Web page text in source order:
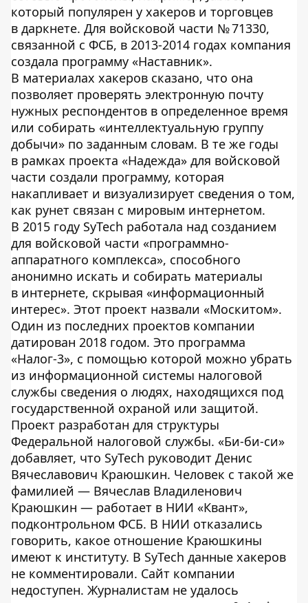
который популярен у хакеров и торговцев
в даркнете. Для войсковой части № 71330,
связанной с ФСБ, в 2013-2014 годах компания
создала программу «Наставник».
В материалах хакеров сказано, что она
позволяет проверять электронную почту
нужных респондентов в определенное время
или собирать «интеллектуальную группу
добычи» по заданным словам. В те же годы
в рамках проекта «Надежда» для войсковой
части создали программу, которая
накапливает и визуализирует сведения о том,
как рунет связан с мировым интернетом.
В 2015 году SyTech работала над созданием
для войсковой части «программно-
аппаратного комплекса», способного
анонимно искать и собирать материалы
в интернете, скрывая «информационный
интерес». Этот проект назвали «Москитом».
Один из последних проектов компании
датирован 2018 годом. Это программа
«Налог-3», с помощью которой можно убрать
из информационной системы налоговой
службы сведения о людях, находящихся под
государственной охраной или защитой.
Проект разработан для структуры
Федеральной налоговой службы. «Би-би-си»
добавляет, что SyTech руководит Денис
Вячеславович Краюшкин. Человек с такой же
фамилией — Вячеслав Владиленович
Краюшкин — работает в НИИ «Квант»,
подконтрольном ФСБ. В НИИ отказались
говорить, какое отношение Краюшкины
имеют к институту. В SyTech данные хакеров
не комментировали. Сайт компании
недоступен. Журналистам не удалось